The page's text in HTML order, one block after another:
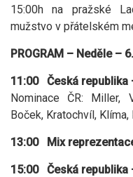
15:00h na pražské
mužstvo v přátelském
PROGRAM – Neděle –
11:00 Česká republika
Nominace ČR: Miller,
Boček, Kratochvíl, Klíma,
13:00 Mix
15:00 Česká republika